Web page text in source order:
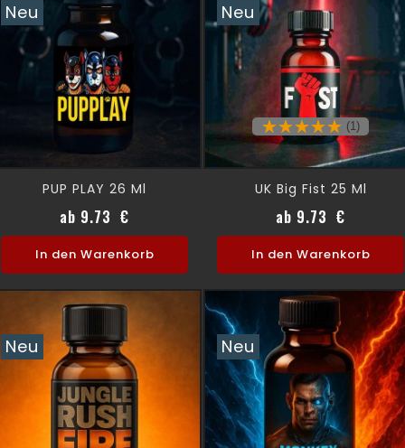
Neu
PUP PLAY 26 Ml
ab 9.73 €
In den Warenkorb
Neu
(1)
UK Big Fist 25 Ml
ab 9.73 €
In den Warenkorb
Neu Neu